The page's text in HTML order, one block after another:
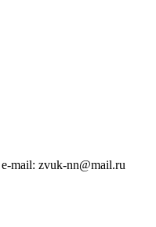
mail: zvuk-nn@mail.ru